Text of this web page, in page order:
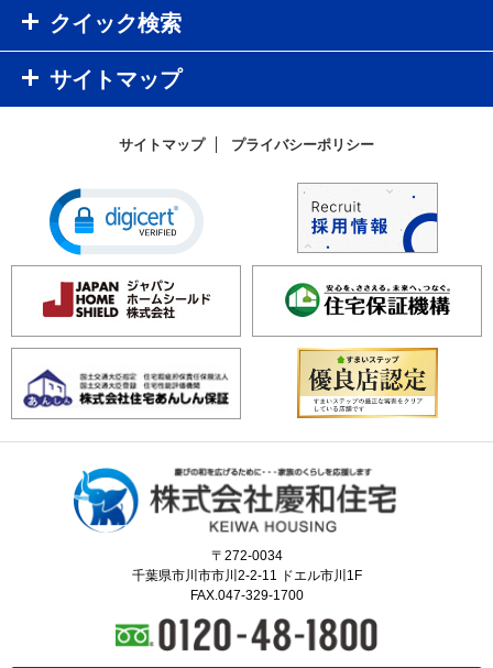
クイック検索
サイトマップ
サイトマップ プライバシーポリシー
〒272-0034
千葉県市川市市川2-2-11 ドエル市川1F
FAX.047-329-1700